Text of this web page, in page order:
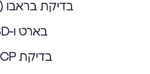
בדיקת בראבו (Bravo)
בארט ו-IBD
בדיקת ERCP